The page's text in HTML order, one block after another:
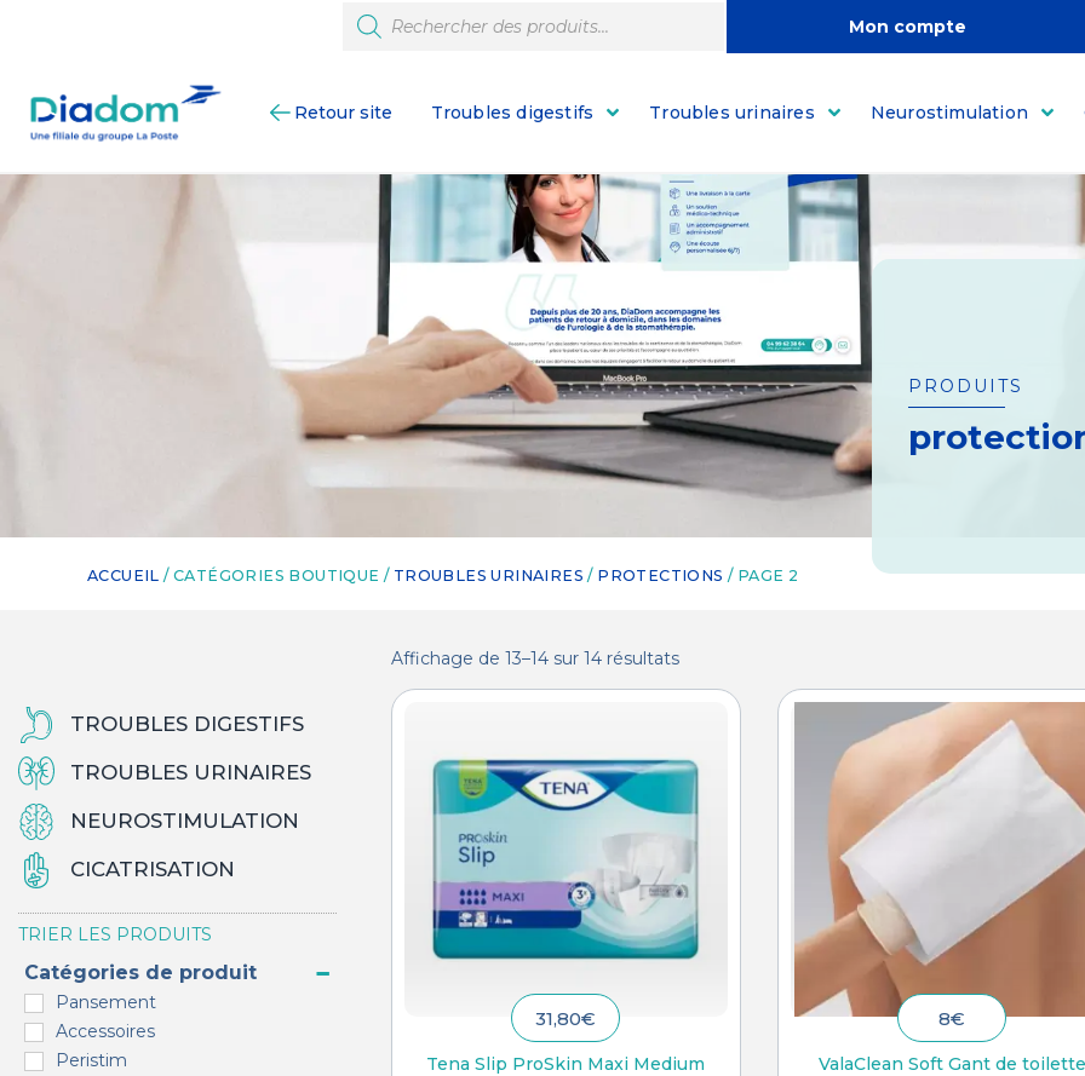
Mon compte
Retour site Troubles digestifs Troubles urinaires Neurostimulation
PRODUITS
ACCUEIL / CATÉGORIES BOUTIQUE / TROUBLES URINAIRES / PROTECTIONS / PAGE 2
TROUBLES DIGESTIFS
TROUBLES URINAIRES
NEUROSTIMULATION
CICATRISATION
TRIER LES PRODUITS
Catégories de produit
Pansement
Accessoires
Peristim
Affichage de 13–14 sur 14 résultats
Tena Slip ProSkin Maxi Medium
31,80€
ValaClean Soft Gant de toilette
8€